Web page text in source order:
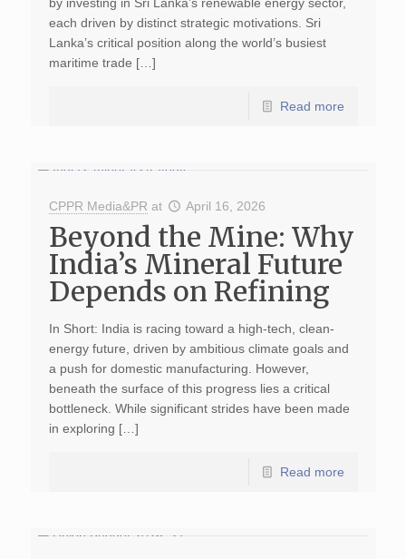
each driven by distinct strategic motivations. Sri
Lanka’s critical position along the world’s busiest
maritime trade […]
Read more
CPPR Media&PR at April 16, 2026
Beyond the Mine: Why
India’s Mineral Future
Depends on Refining
In Short: India is racing toward a high-tech, clean-
energy future, driven by ambitious climate goals and
a push for domestic manufacturing. However,
beneath the surface of this progress lies a critical
bottleneck. While significant strides have been made
in exploring […]
Read more